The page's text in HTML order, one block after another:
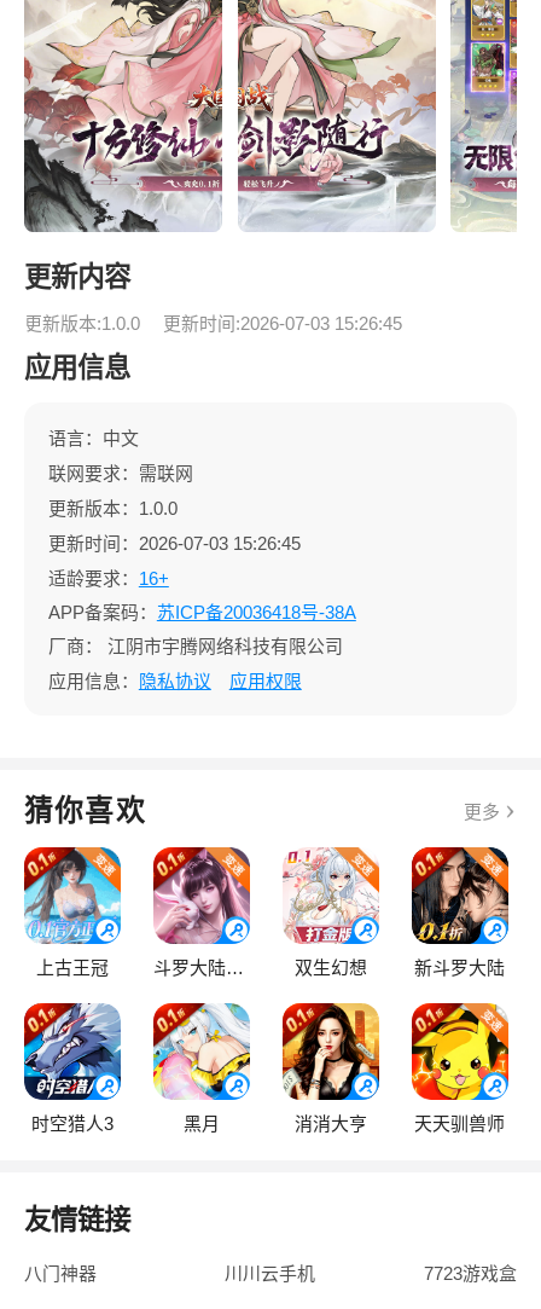
更新内容
更新版本:1.0.0 更新时间:2026-07-03 15:26:45
应用信息
语言：中文
联网要求：需联网
更新版本：1.0.0
更新时间：2026-07-03 15:26:45
适龄要求： 16+
APP备案码： 苏ICP备20036418号-38A
厂商：
江阴市宇腾网络科技有限公司
应用信息：
隐私协议 应用权限
猜你喜欢 更多
上古王冠 斗罗大陆：逆转时空 双生幻想 新斗罗大陆
时空猎人3 黑月 消消大亨 天天驯兽师
友情链接
八门神器 川川云手机 7723游戏盒